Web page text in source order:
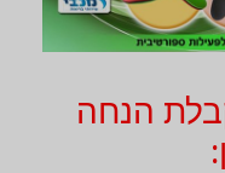
הנחה